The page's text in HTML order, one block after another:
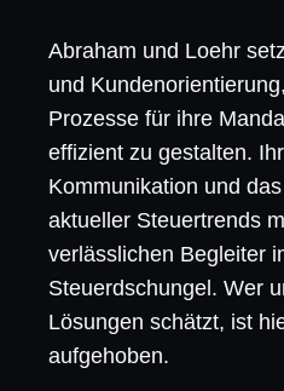
Abraham und Loehr
und
Prozesse für ihre
effizient zu gestalten.
Kommunikation und
aktueller Steuertrends
verlässlichen Begleiter
Steuerdschungel. Wer
Lösungen schätzt, ist
aufgehoben.